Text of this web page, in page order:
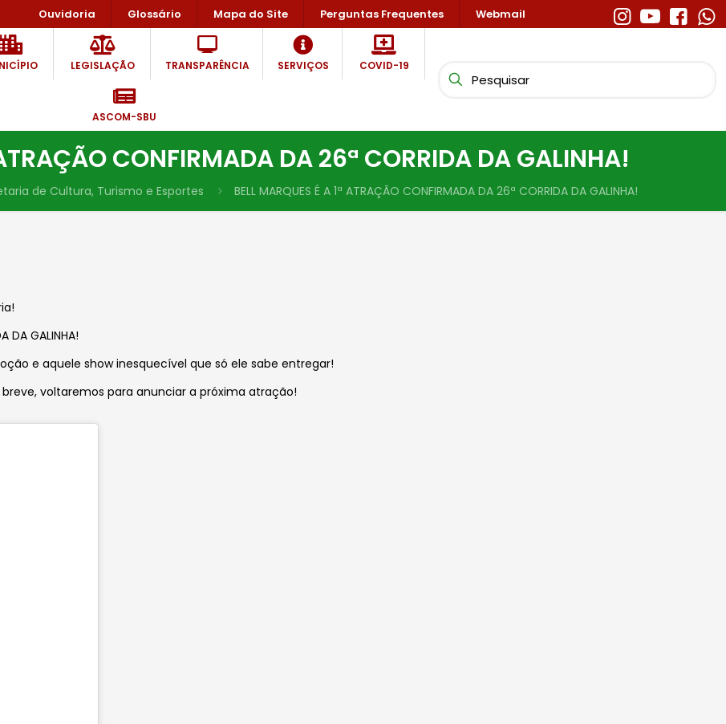
Ouvidoria Glossário Mapa do Site Perguntas Frequentes Webmail
LEGISLAÇÃO TRANSPARÊNCIA SERVIÇOS COVID-19
ASCOM-SBU
CONFIRMADA DA 26ª CORRIDA DA GALINHA!
de Cultura, Turismo e Esportes BELL MARQUES É A 1ª ATRAÇÃO CONFIRMADA DA 26ª CORRIDA DA GALINHA!
DA GALINHA!
e aquele show inesquecível que só ele sabe entregar!
voltaremos para anunciar a próxima atração!